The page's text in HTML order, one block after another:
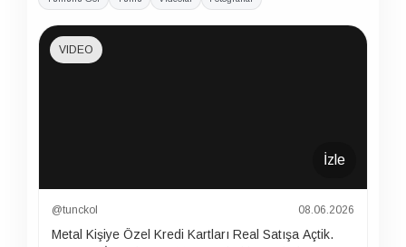
İzle
VIDEO
@tunckol 08.06.2026
Metal Kişiye Özel Kredi Kartları Real Satışa Açtik.